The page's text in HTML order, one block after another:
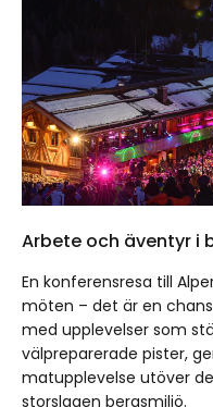
Arbete och äventyr i
En konferensresa till
möten – det är en
med upplevelser som
välpreparerade pister,
matupplevelse utöver
storslagen bergsmiljö.